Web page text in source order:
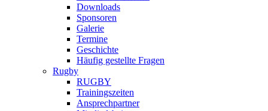
Downloads
Sponsoren
Galerie
Termine
Geschichte
Häufig gestellte Fragen
Rugby
RUGBY
Trainingszeiten
Ansprechpartner